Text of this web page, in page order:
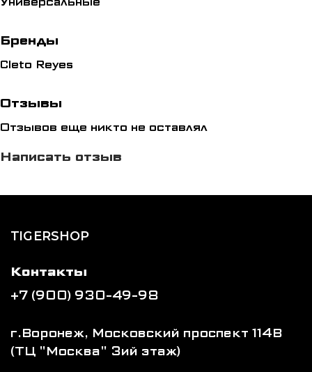
★ водоотталкивающая подкладка
★ защита запястья
★ наполнены латексной пеной
Бренды
Cleto Reyes
Отзывы
Отзывов еще никто не оставлял
Написать отзыв
TIGERSHOP
Контакты
+7 (900) 930-49-98
г.Воронеж, Московский проспект 114В
(ТЦ "Москва" 3ий этаж)